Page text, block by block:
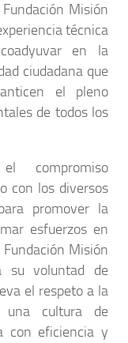
Misión
técnica
en la
ciudadana que
el pleno
de todos los
compromiso
con los diversos
promover la
esfuerzos en
Misión
su voluntad de
el respeto a la
una cultura de
con eficiencia y